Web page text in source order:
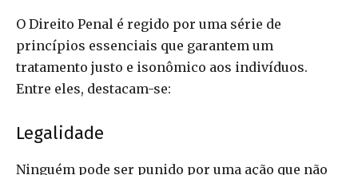
O Direito Penal é regido por uma série de
princípios essenciais que garantem um
tratamento justo e isonômico aos indivíduos.
Entre eles, destacam-se:
Legalidade
Ninguém pode ser punido por uma ação que não